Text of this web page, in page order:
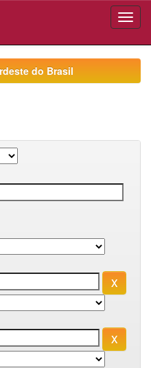
do Brasil